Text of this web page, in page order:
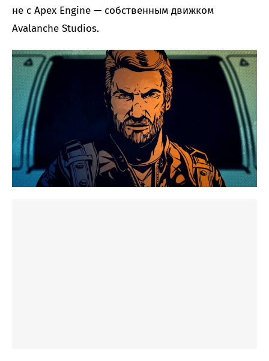
не с Apex Engine — собственным движком
Avalanche Studios.